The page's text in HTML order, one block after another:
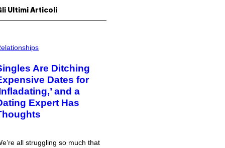
Ultimi Articoli
Are Ditching
Dates for
and a
Expert Has
all struggling so much that